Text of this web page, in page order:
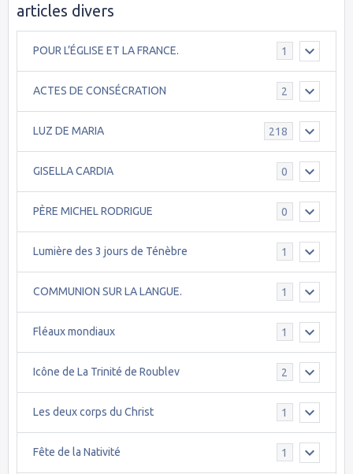
articles divers
POUR L’ÉGLISE ET LA FRANCE. 1
ACTES DE CONSÉCRATION 2
LUZ DE MARIA 218
GISELLA CARDIA 0
PÈRE MICHEL RODRIGUE 0
Lumière des 3 jours de Ténèbre 1
COMMUNION SUR LA LANGUE. 1
Fléaux mondiaux 1
Icône de La Trinité de Roublev 2
Les deux corps du Christ 1
Fête de la Nativité 1